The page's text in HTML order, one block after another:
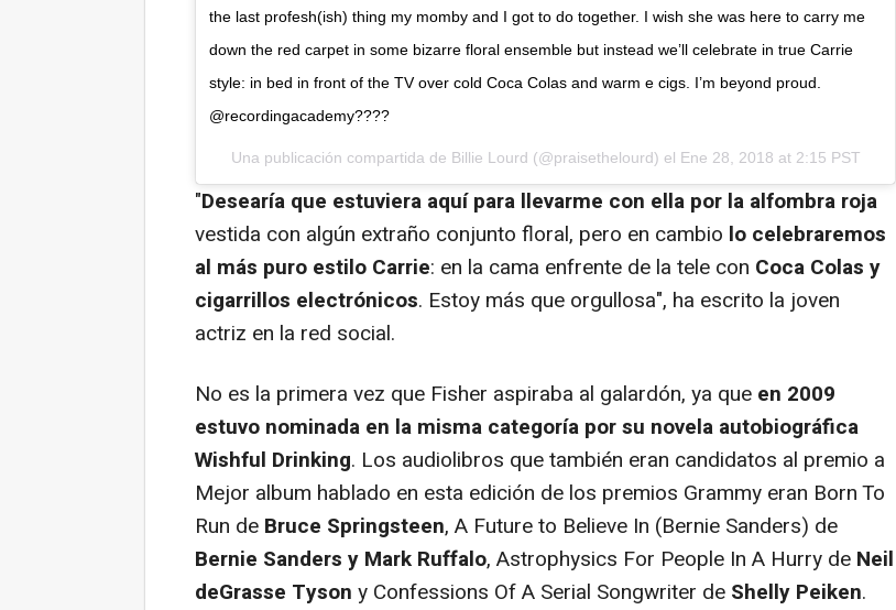
the last profesh(ish) thing my momby and I got to do together. I wish she was here to carry me
down the red carpet in some bizarre floral ensemble but instead we’ll celebrate in true Carrie
style: in bed in front of the TV over cold Coca Colas and warm e cigs. I’m beyond proud.
@recordingacademy????
Una publicación compartida de Billie Lourd (@praisethelourd) el Ene 28, 2018 at 2:15 PST
"Desearía que estuviera aquí para llevarme con ella por la alfombra roja
vestida con algún extraño conjunto floral, pero en cambio lo celebraremos
al más puro estilo Carrie: en la cama enfrente de la tele con Coca Colas y
cigarrillos electrónicos. Estoy más que orgullosa", ha escrito la joven
actriz en la red social.
No es la primera vez que Fisher aspiraba al galardón, ya que en 2009
estuvo nominada en la misma categoría por su novela autobiográfica
Wishful Drinking. Los audiolibros que también eran candidatos al premio a
Mejor album hablado en esta edición de los premios Grammy eran Born To
Run de Bruce Springsteen, A Future to Believe In (Bernie Sanders) de
Bernie Sanders y Mark Ruffalo, Astrophysics For People In A Hurry de Neil
deGrasse Tyson y Confessions Of A Serial Songwriter de Shelly Peiken.